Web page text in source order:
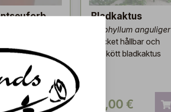
och
växt
Bladkaktus
Epiphyllum anguliger
Mycket hållbar och
lättskött bladkaktus
29,00 €